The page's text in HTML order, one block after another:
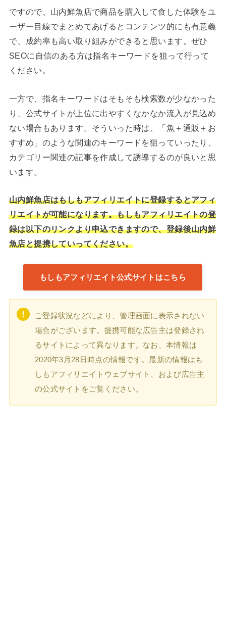
ですので、山内鮮魚店で商品を購入して食した体験をユ
ーザー目線でまとめてあげるとコンテンツ的にも有意義
で、成約率も高い取り組みができると思います。ぜひ
SEOに自信のある方は指名キーワードを狙って行って
ください。
一方で、指名キーワードはそもそも検索数が少なかった
り、公式サイトが上位に出やすくなかなか流入が見込め
ない場合もあります。そういった時は、「魚＋通販＋お
すすめ」のような関連のキーワードを狙っていったり、
カテゴリー関連の記事を作成して誘導するのが良いと思
います。
山内鮮魚店はもしもアフィリエイトに登録するとアフィ
リエイトが可能になります。もしもアフィリエイトの登
録は以下のリンクより申込できますので、登録後山内鮮
魚店と提携していってください。
もしもアフィリエイト公式サイトはこちら
ご登録状況などにより、管理画面に表示されない
場合がございます。提携可能な広告主は登録され
るサイトによって異なります。なお、本情報は
2020年3月28日時点の情報です。最新の情報はも
しもアフィリエイトウェブサイト、および広告主
の公式サイトをご覧ください。